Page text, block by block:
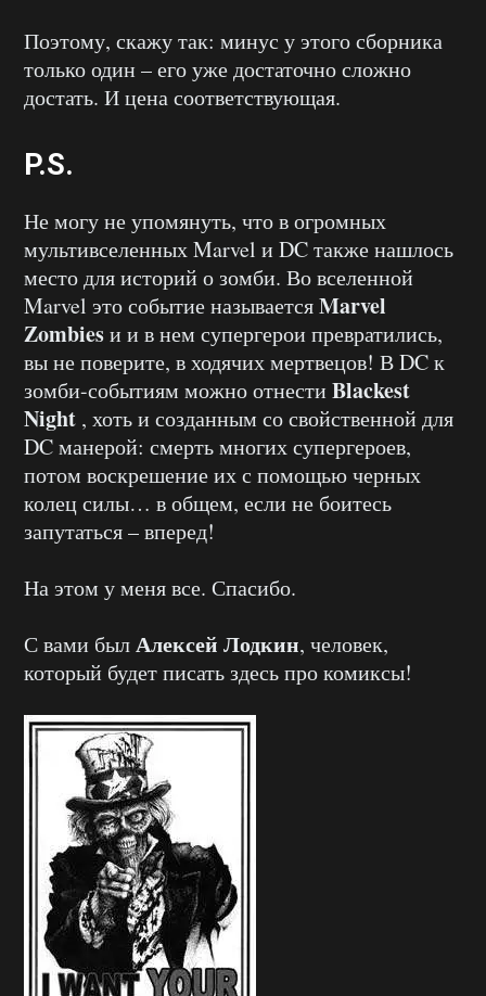
Поэтому, скажу так: минус у этого сборника
только один – его уже достаточно сложно
достать. И цена соответствующая.
P.S.
Не могу не упомянуть, что в огромных
мультивселенных Marvel и DC также нашлось
место для историй о зомби. Во вселенной
Marvel это событие называетсяMarvel
Zombiesи и в нем супергерои превратились,
вы не поверите, в ходячих мертвецов! В DC к
зомби-событиям можно отнести Blackest
Night , хоть и созданным со свойственной для
DC манерой: смерть многих супергероев,
потом воскрешение их с помощью черных
колец силы… в общем, если не боитесь
запутаться – вперед!
На этом у меня все. Спасибо.
С вами былАлексей Лодкин, человек,
который будет писать здесь про комиксы!